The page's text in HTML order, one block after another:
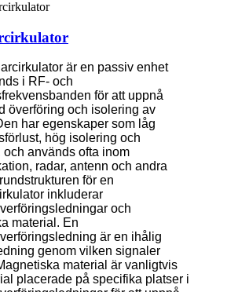
är en passiv enhet
i RF- och
för att uppnå
överföring och isolering av
har egenskaper som låg
hög isolering och
och används ofta inom
radar, antenn och andra
för en
inkluderar
och
material. En
är en ihålig
genom vilken signaler
material är vanligtvis
placerade på specifika platser i